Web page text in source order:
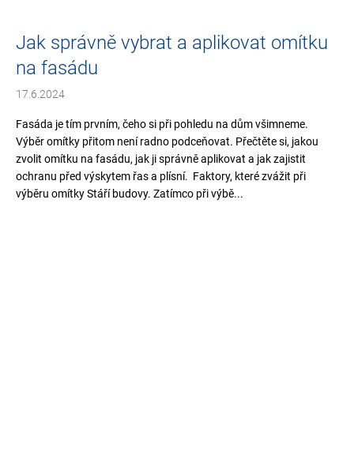
Jak správně vybrat a aplikovat omítku
na fasádu
17.6.2024
Fasáda je tím prvním, čeho si při pohledu na dům všimneme.
Výběr omítky přitom není radno podceňovat. Přečtěte si, jakou
zvolit omítku na fasádu, jak ji správně aplikovat a jak zajistit
ochranu před výskytem řas a plísní. Faktory, které zvážit při
výběru omítky Stáří budovy. Zatímco při výbě...